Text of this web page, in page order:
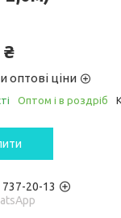
оптові ціни
Оптом і в роздріб
737-20-13